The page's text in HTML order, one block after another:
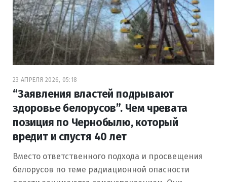
23 АПРЕЛЯ 2026, 05:18
“Заявления властей подрывают
здоровье белорусов”. Чем чревата
позиция по Чернобылю, который
вредит и спустя 40 лет
Вместо ответственного подхода и просвещения
белорусов по теме радиационной опасности